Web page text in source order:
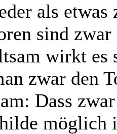
als
sind
wirkt
zwar den
Dass